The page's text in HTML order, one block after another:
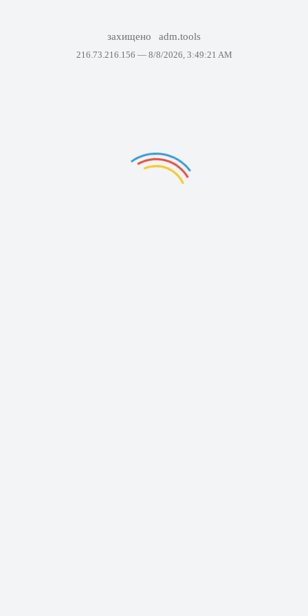
захищено adm.tools
216.73.216.156 — 8/8/2026, 3:49:21 AM